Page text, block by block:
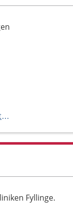
https://www.amadeuskliniken.se/utbud/kurator-psykolog/
Fyllinge.